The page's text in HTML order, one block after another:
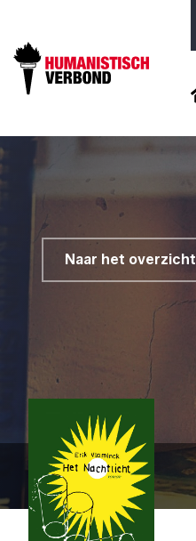
Naar het overzicht